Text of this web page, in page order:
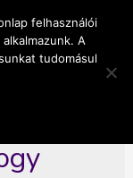
Main
felhasználói
A
tudomásul